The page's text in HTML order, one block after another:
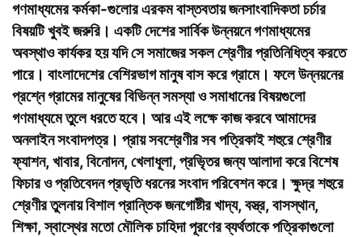
গণমাধ্যমের কর্মকা-গুলোর এরকম বাস্তবতায় জনসাংবাদিকতা চর্চার
বিষয়টি খুবই জরুরি। একটি দেশের সার্বিক উন্নয়নে গণমাধ্যমের
অবস্থাও কার্যকর হয় যদি সে সমাজের সকল শ্রেণীর প্রতিনিধিত্ব করতে
পারে। বাংলাদেশের বেশিরভাগ মানুষ বাস করে গ্রামে। ফলে উন্নয়নের
প্রশ্নে গ্রামের মানুষের বিভিন্ন সমস্যা ও সমাধানের বিষয়গুলো
গণমাধ্যমে তুলে ধরতে হবে। আর এই লক্ষে কাজ করবে আমাদের
অনলাইন সংবাদপত্র। প্রায় সবশ্রেণীর সব পত্রিকাই শহুরে শ্রেণীর
ফ্যাশন, খাবার, বিনোদন, খেলাধূলা, প্রভিৃতর জন্য আলাদা করে বিশেষ
ফিচার ও প্রতিবেদন প্রভৃতি ধরনের সংবাদ পরিবেশন করে। ক্ষুদ্র শহুরে
শ্রেণীর তুলনায় বিশাল প্রান্তিক জনগোষ্টীর খাদ্য, বস্ত্র, বাসস্থান,
শিক্ষা, স্বাস্থের মতো মৌলিক চাহিদা পূরণের ব্যর্থতাকে পত্রিকাগুলো